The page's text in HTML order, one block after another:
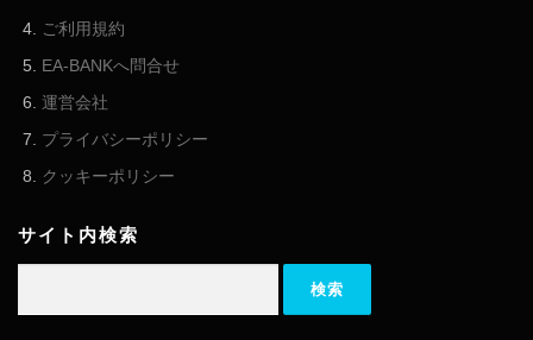
ご利用規約
EA-BANKへ問合せ
運営会社
プライバシーポリシー
クッキーポリシー
サイト内検索